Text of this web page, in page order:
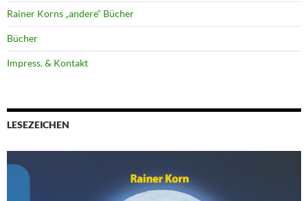
Rainer Korns „andere“ Bücher
Bücher
Impress. & Kontakt
LESEZEICHEN